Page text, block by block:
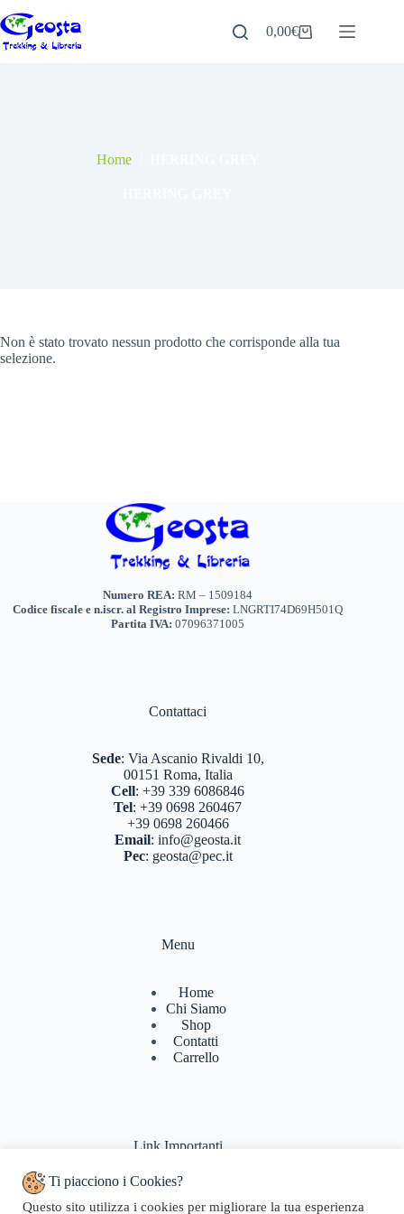
al
contenuto
Carrello
0,00€
Home
Non è stato trovato nessun prodotto che corrisponde alla tua
selezione.
Numero REA:RM – 1509184
Codice fiscale e n.iscr. al Registro Imprese:LNGRTI74D69H501Q
Partita IVA: 07096371005
Contattaci
Sede: Via Ascanio Rivaldi 10,
00151 Roma, Italia
Cell:+39 339 6086846
Tel:+39 0698 260467
+39 0698 260466
Email:info@geosta.it
Pec: geosta@pec.it
Menu
Home
Chi Siamo
Shop
Contatti
Carrello
Link Importanti
Politiche di Reso
Ti piacciono i Cookies?
Questo sito utilizza i cookies per migliorare la tua esperienza